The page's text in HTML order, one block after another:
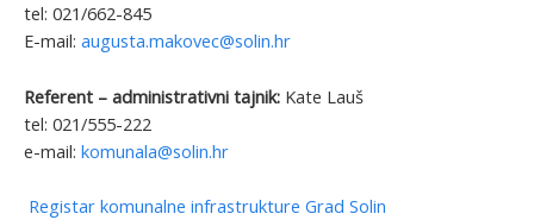
tel: 021/662-845
E-mail: augusta.makovec@solin.hr
Referent – administrativni tajnik: Kate Lauš
tel: 021/555-222
e-mail: komunala@solin.hr
Registar komunalne infrastrukture Grad Solin